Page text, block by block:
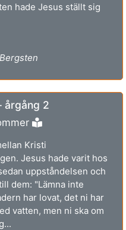
hade Jesus ställt sig
årgång 2
Kristi
Jesus hade varit hos
uppståndelsen och
dem: "Lämna inte
har lovat, det ni har
vatten, men ni ska om